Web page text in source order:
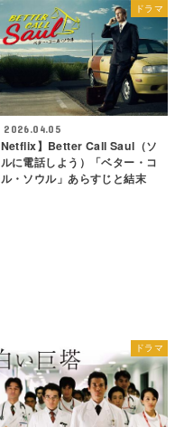
ドラマ
2026.04.05
Netflix】Better Call Saul（ソ
に電話しよう）「ベター・コ
・ソウル」あらすじと結末
ドラマ